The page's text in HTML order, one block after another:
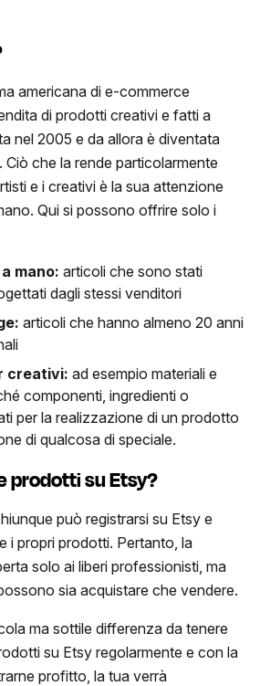
americana di e-commerce
di prodotti creativi e fatti a
nel 2005 e da allora è diventata
Ciò che la rende particolarmente
e i creativi è la sua attenzione
Qui si possono offrire solo i
mano: articoli che sono stati
dagli stessi venditori
articoli che hanno almeno 20 anni
creativi: ad esempio materiali e
componenti, ingredienti o
per la realizzazione di un prodotto
di qualcosa di speciale.
prodotti su Etsy?
può registrarsi su Etsy e
i propri prodotti. Pertanto, la
solo ai liberi professionisti, ma
sia acquistare che vendere.
ma sottile differenza da tenere
su Etsy regolarmente e con la
profitto, la tua verrà